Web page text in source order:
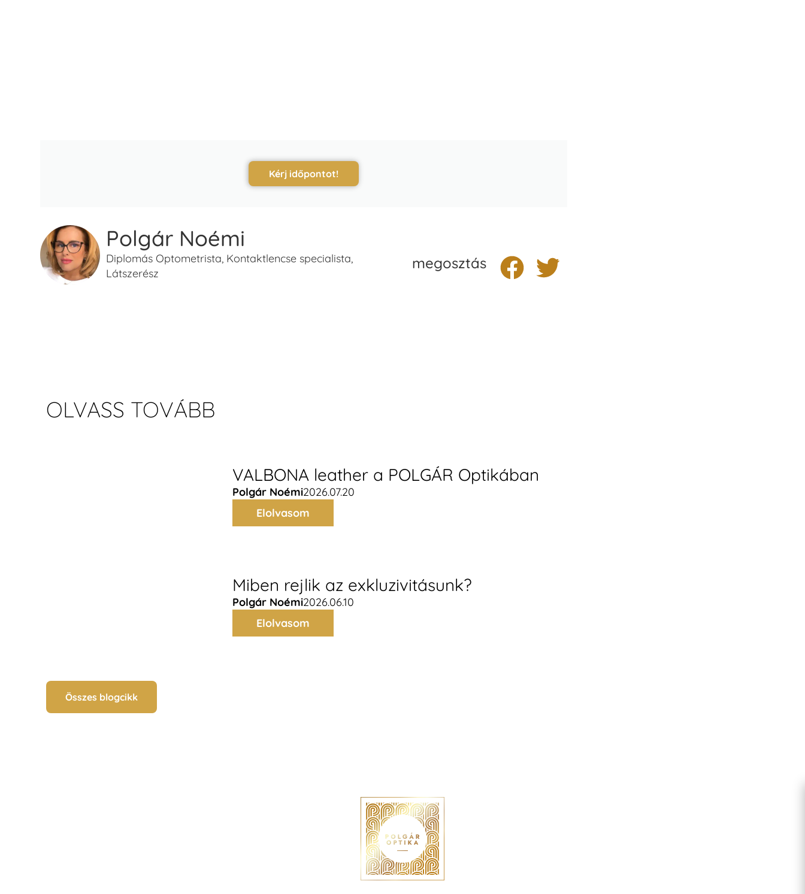
Kérj időpontot!
Polgár Noémi
Diplomás Optometrista, Kontaktlencse specialista,
Látszerész
megosztás
OLVASS TOVÁBB
VALBONA leather a POLGÁR Optikában
Polgár Noémi2026.07.20
Elolvasom
Miben rejlik az exkluzivitásunk?
Polgár Noémi2026.06.10
Elolvasom
Összes blogcikk